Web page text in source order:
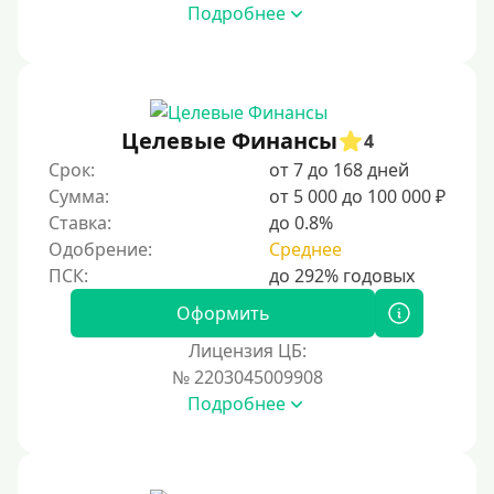
Моментум (Momentum)
Через систему Контакт (Contact)
Золотая Корона
Через систему быстрых платежей СБП
Способы получения
Без активации сервиса
Подробнее
Целевые Финансы
4
Срок:
от 7 до 168 дней
Сумма:
от 5 000 до 100 000 ₽
Ставка:
до 0.8%
Одобрение:
Среднее
Оформить
Лицензия ЦБ:
№ 2203045009908
Подробнее